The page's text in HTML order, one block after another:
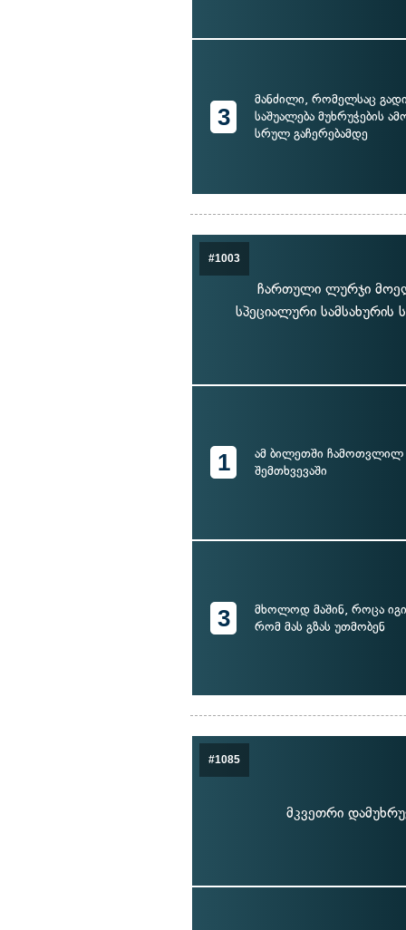
3
მანძილი, რომელსაც
საშუალება მუხრუჭების
სრულ გაჩერებამდე
#1003
ჩართული ლურჯი
სპეციალური
1
ამ ბილეთში
შემთხვევაში
3
მხოლოდ მაშინ, როცა
რომ მას გზას უთმობენ
#1085
მკვეთრი